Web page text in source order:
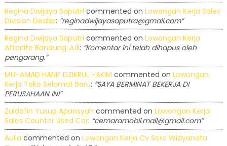
Regina Dwijaya Saputri commented on Lowongan Kerja Sales
Division Dealer: “reginadwijayasaputra@gmail.com”
Regina Dwijaya Saputri commented on Lowongan Kerja
Afterlife Bandung Juli: “Komentar ini telah dihapus oleh
pengarang.”
MUHAMAD HANIF DZIKRUL HAKIM commented on Lowongan
Kerja Toko Selamat Baru: “SAYA BERMINAT BEKERJA DI
PERUSAHAAN INI”
Zuldafin Yusup Apansyah commented on Lowongan Kerja
Sales Counter Used Car: “cemaramobil.mail@gmail.com”
Aulia commented on Lowongan Kerja Cv Sora Widyanata